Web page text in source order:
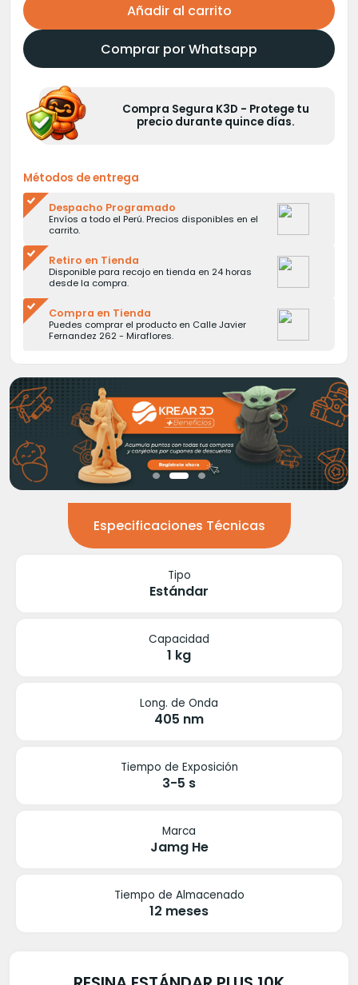
Añadir al carrito
Comprar por Whatsapp
Compra Segura K3D - Protege tu
precio durante quince días.
Métodos de entrega
Despacho Programado
Envíos a todo el Perú. Precios disponibles en el
carrito.
Retiro en Tienda
Disponible para recojo en tienda en 24 horas
desde la compra.
Compra en Tienda
Puedes comprar el producto en Calle Javier
Fernandez 262 - Miraflores.
Especificaciones Técnicas
Tipo
Estándar
Capacidad
1 kg
Long. de Onda
405 nm
Tiempo de Exposición
3-5 s
Marca
Jamg He
Tiempo de Almacenado
12 meses